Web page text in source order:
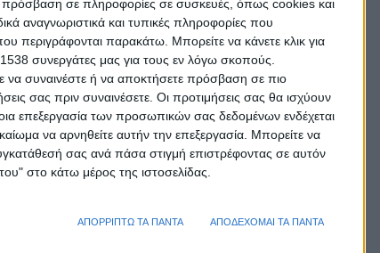
πρόσβαση σε πληροφορίες σε συσκευές, όπως cookies και
αναγνωριστικά και τυπικές πληροφορίες που
περιγράφονται παρακάτω. Μπορείτε να κάνετε κλικ για
συνεργάτες μας για τους εν λόγω σκοπούς.
να συναινέστε ή να αποκτήσετε πρόσβαση σε πιο
σας πριν συναινέσετε. Οι προτιμήσεις σας θα ισχύουν
επεξεργασία των προσωπικών σας δεδομένων ενδέχεται
να αρνηθείτε αυτήν την επεξεργασία. Μπορείτε να
σας ανά πάσα στιγμή επιστρέφοντας σε αυτόν
στο κάτω μέρος της ιστοσελίδας.
ΑΠΟΡΡΙΠΤΩ ΤΑ ΠΑΝΤΑ ΑΠΟΔΕΧΟΜΑΙ ΤΑ ΠΑΝΤΑ